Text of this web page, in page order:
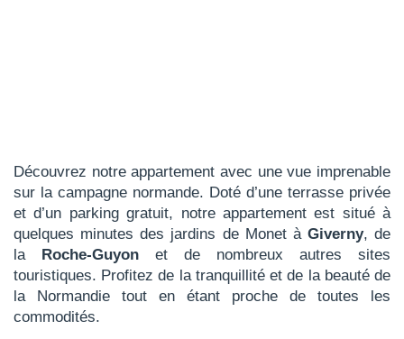
Découvrez notre appartement avec une vue imprenable
sur la campagne normande. Doté d’une terrasse privée
et d’un parking gratuit, notre appartement est situé à
quelques minutes des jardins de Monet à Giverny, de
la Roche-Guyon et de nombreux autres sites
touristiques. Profitez de la tranquillité et de la beauté de
la Normandie tout en étant proche de toutes les
commodités.